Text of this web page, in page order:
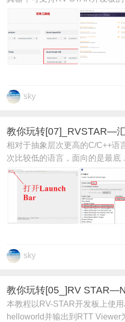
sky
教你玩转[07]_RVSTAR—
相对于抽象层次更高的C/C++语
次比较低的语言，面向的是最底
sky
教你玩转[05_]RV
本教程以RV-STAR开发板上使
helloworld并输出到RTT Viewer